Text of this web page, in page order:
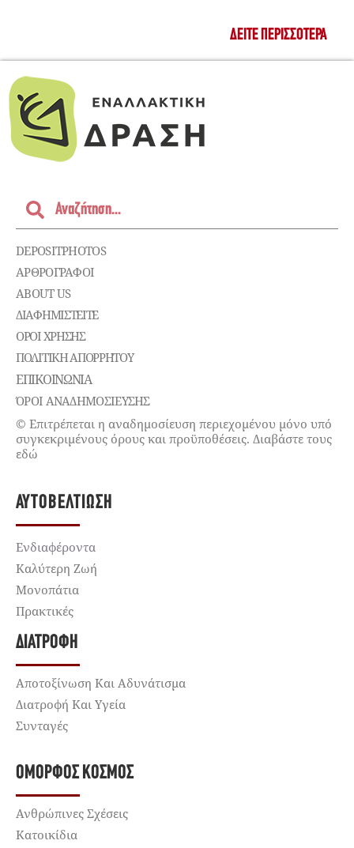
ΔΕΊΤΕ ΠΕΡΙΣΣΌΤΕΡΑ
DEPOSITPHOTOS
ΑΡΘΡΟΓΡΑΦΟΙ
ABOUT US
ΔΙΑΦΗΜΙΣΤΕΊΤΕ
ΌΡΟΙ ΧΡΉΣΗΣ
ΠΟΛΙΤΙΚΉ ΑΠΟΡΡΉΤΟΥ
ΕΠΙΚΟΙΝΩΝΊΑ
ΌΡΟΙ ΑΝΑΔΗΜΟΣΙΕΥΣΗΣ
© Επιτρέπεται η αναδημοσίευση περιεχομένου μόνο υπό
συγκεκριμένους όρους και προϋποθέσεις. Διαβάστε τους
εδώ
ΑΥΤΟΒΕΛΤΊΩΣΗ
Ενδιαφέροντα
Καλύτερη Ζωή
Μονοπάτια
Πρακτικές
ΔΙΑΤΡΟΦΉ
Αποτοξίνωση Και Αδυνάτισμα
Διατροφή Και Υγεία
Συνταγές
ΌΜΟΡΦΟΣ ΚΌΣΜΟΣ
Ανθρώπινες Σχέσεις
Κατοικίδια